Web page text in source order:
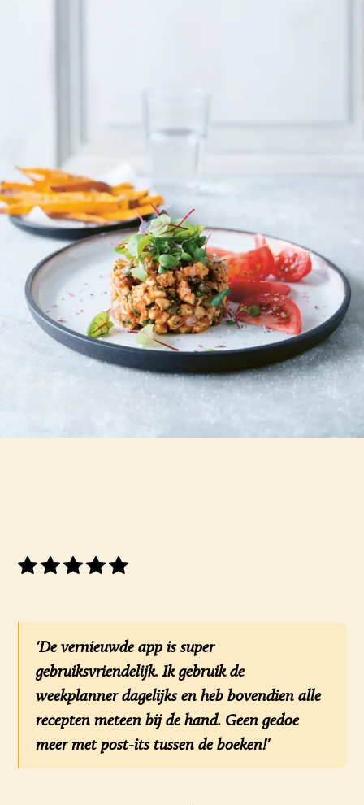
'De vernieuwde app is super
gebruiksvriendelijk. Ik gebruik de
weekplanner dagelijks en heb bovendien alle
recepten meteen bij de hand. Geen gedoe
meer met post-its tussen de boeken!'